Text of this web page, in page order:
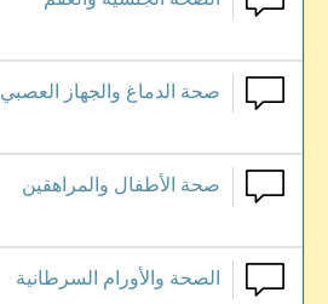
صحة الدماغ والجهاز العصبي
صحة الأطفال والمراهقين
الصحة والأورام السرطانية